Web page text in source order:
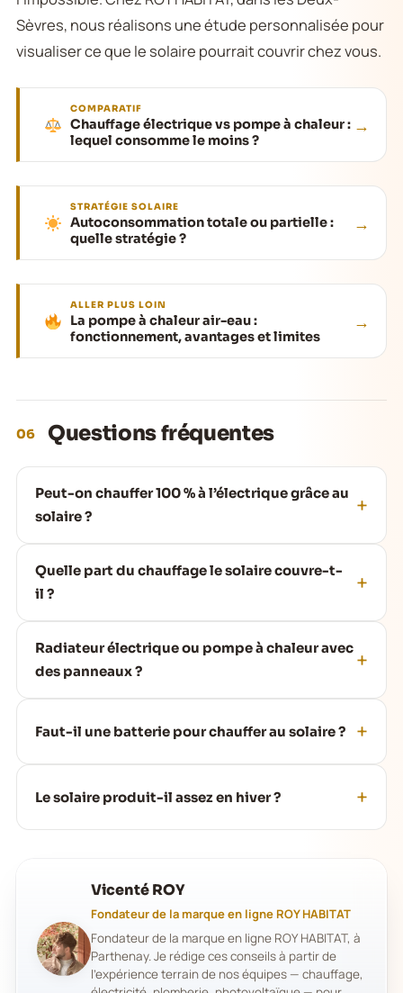
Sèvres, nous réalisons une étude personnalisée pour
visualiser ce que le solaire pourrait couvrir chez vous.
COMPARATIF
Chauffage électrique vs pompe à chaleur :
lequel consomme le moins ?
→
STRATÉGIE SOLAIRE
Autoconsommation totale ou partielle :
quelle stratégie ?
→
ALLER PLUS LOIN
La pompe à chaleur air-eau :
fonctionnement, avantages et limites
→
06 Questions fréquentes
Peut-on chauffer 100 % à l’électrique grâce au
solaire ?
Quelle part du chauffage le solaire couvre-t-
il ?
Radiateur électrique ou pompe à chaleur avec
des panneaux ?
Faut-il une batterie pour chauffer au solaire ?
Le solaire produit-il assez en hiver ?
Vicenté ROY
Fondateur de la marque en ligne ROY HABITAT
Fondateur de la marque en ligne ROY HABITAT, à
Parthenay. Je rédige ces conseils à partir de
l'expérience terrain de nos équipes — chauffage,